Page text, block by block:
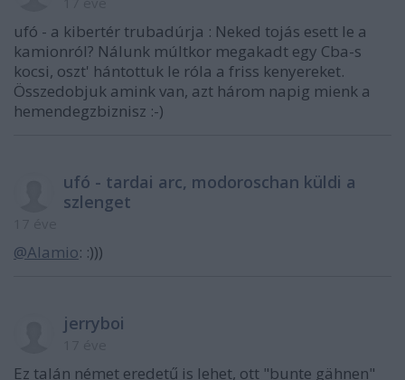
ufó - a kibertér trubadúrja : Neked tojás esett le a
kamionról? Nálunk múltkor megakadt egy Cba-s
kocsi, oszt' hántottuk le róla a friss kenyereket.
Összedobjuk amink van, azt három napig mienk a
hemendegzbiznisz :-)
ufó - tardai arc, modoroschan küldi a
szlenget
@Alamio: :)))
jerryboi
Ez talán német eredetű is lehet, ott "bunte gähnen"